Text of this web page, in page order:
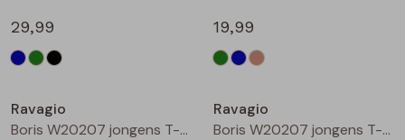
29,99
19,99
Ravagio
Boris W20207 jongens T-shirt lm Kobalt
Ravagio
Boris W20207 jongens T-shirt lm Ecru melee